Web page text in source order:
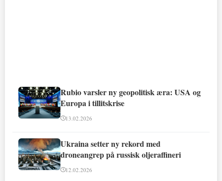
Rubio varsler ny geopolitisk æra: USA og
Europa i tillitskrise
13.02.2026
Ukraina setter ny rekord med
droneangrep på russisk oljeraffineri
12.02.2026